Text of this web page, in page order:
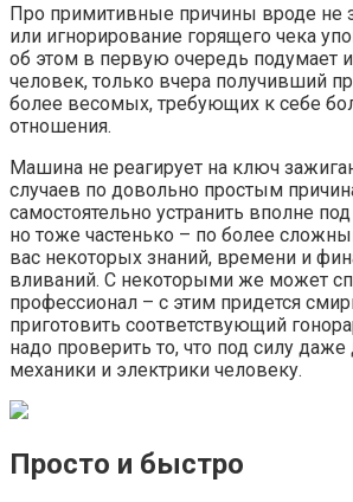
Про примитивные причины вроде не
или игнорирование горящего чека
об этом в первую очередь подумает
человек, только вчера получивший
более весомых, требующих к себе
отношения.
Машина не реагирует на ключ
случаев по довольно простым
самостоятельно устранить вполне
но тоже частенько – по более
вас некоторых знаний, времени и
вливаний. С некоторыми же может
профессионал – с этим придется
приготовить соответствующий
надо проверить то, что под силу
механики и электрики человеку.
Просто и быстро